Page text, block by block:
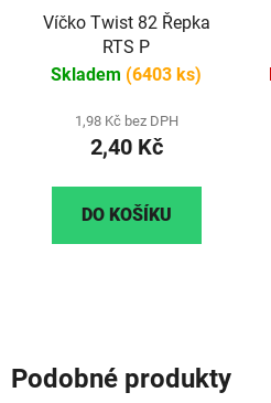
Víčko Twist 82 Řepka
RTS P
Skladem (6403 ks)
1,98 Kč bez DPH
2,40 Kč
DO KOŠÍKU
Podobné produkty